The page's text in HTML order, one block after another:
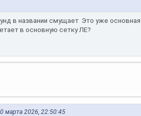
в названии смущает Это уже
в основную сетку ЛЕ?
марта 2026, 22:50:45